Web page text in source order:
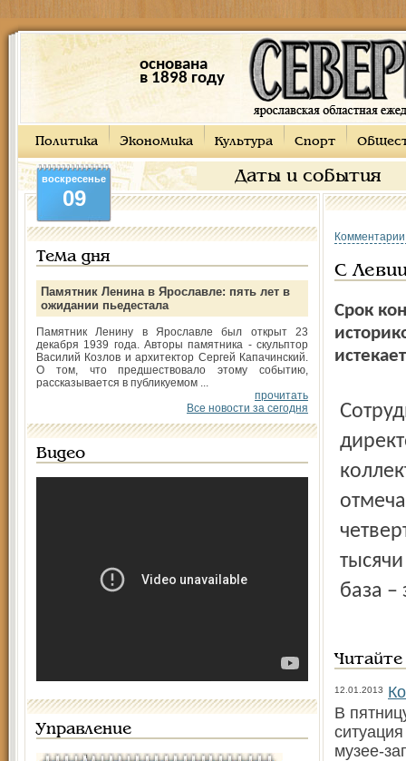
основана
в 1898 году
Политика Экономика Культура Спорт
Даты и события
воскресенье
09
Тема дня
Памятник Ленина в Ярославле: пять лет в
ожидании пьедестала
Памятник Ленину в Ярославле был открыт 23
декабря 1939 года. Авторы памятника - скульптор
Василий Козлов и архитектор Сергей Капачинский.
О том, что предшествовало этому событию,
рассказывается в публикуемом ...
прочитать
Все новости за сегодня
Видео
Управление
С
Срок
Сотрудники музея выступили в защиту своего
база –
12.01.2013
В
музее-